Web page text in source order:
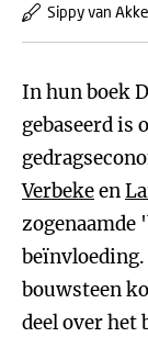
Sippy van
In hun boek
gebaseerd is
Verbekeen
zogenaamde
bouwsteen
deel over het